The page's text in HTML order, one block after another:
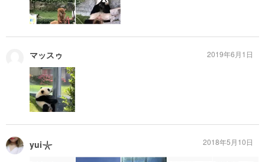
マッスゥ 2019年6月1日
yui𓇼 2018年5月10日